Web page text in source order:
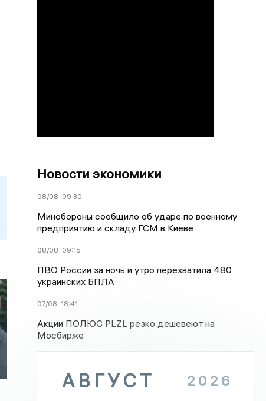
Новости экономики
08/08 09:30
Минобороны сообщило об ударе по военному
предприятию и складу ГСМ в Киеве
08/08 09:15
ПВО России за ночь и утро перехватила 480
украинских БПЛА
07/08 18:41
Акции ПОЛЮС PLZL резко дешевеют на
Мосбирже
АВГУСТ 2026